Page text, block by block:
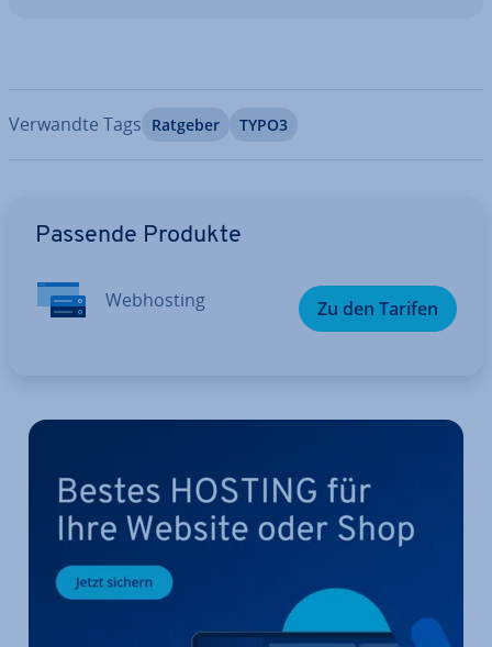
Verwandte Tags Ratgeber TYPO3
Passende Produkte
Web­hos­ting Zu den Tarifen